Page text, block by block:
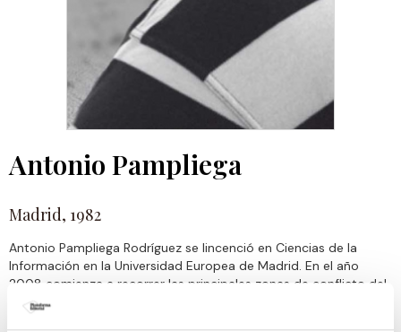
Antonio Pampliega
Madrid, 1982
Antonio Pampliega Rodríguez se lincenció en Ciencias de la
Información en la Universidad Europea de Madrid. En el año
2008 comienza a recorrer las principales zonas de conflicto del
mundo: Irak, Líbano, Pakistán, Afganistán... Actualmente colabora